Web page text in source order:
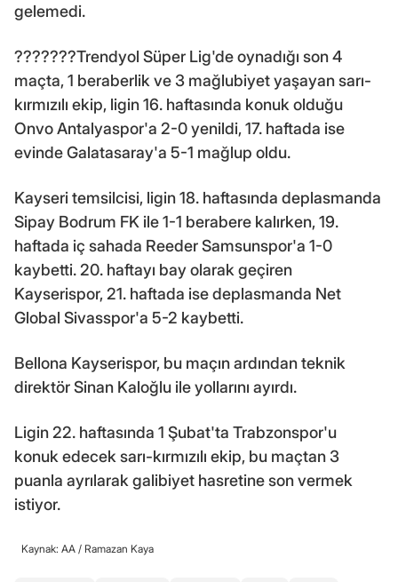
gelemedi.
???????Trendyol Süper Lig'de oynadığı son 4
maçta, 1 beraberlik ve 3 mağlubiyet yaşayan sarı-
kırmızılı ekip, ligin 16. haftasında konuk olduğu
Onvo Antalyaspor'a 2-0 yenildi, 17. haftada ise
evinde Galatasaray'a 5-1 mağlup oldu.
Kayseri temsilcisi, ligin 18. haftasında deplasmanda
Sipay Bodrum FK ile 1-1 berabere kalırken, 19.
haftada iç sahada Reeder Samsunspor'a 1-0
kaybetti. 20. haftayı bay olarak geçiren
Kayserispor, 21. haftada ise deplasmanda Net
Global Sivasspor'a 5-2 kaybetti.
Bellona Kayserispor, bu maçın ardından teknik
direktör Sinan Kaloğlu ile yollarını ayırdı.
Ligin 22. haftasında 1 Şubat'ta Trabzonspor'u
konuk edecek sarı-kırmızılı ekip, bu maçtan 3
puanla ayrılarak galibiyet hasretine son vermek
istiyor.
Kaynak: AA / Ramazan Kaya